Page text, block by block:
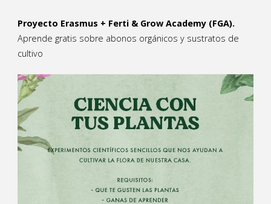
Proyecto Erasmus + Ferti & Grow Academy (FGA).
Aprende gratis sobre abonos orgánicos y sustratos de
cultivo